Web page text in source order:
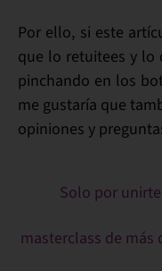
Por ello, si este
que lo retuitees y lo
pinchando en los
me gustaría que
opiniones y
Solo por
masterclass de